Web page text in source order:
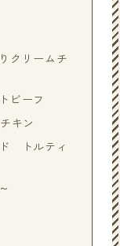
クリームチ
ビーフ
キン
トルティ